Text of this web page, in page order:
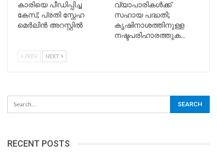
കാരിയെ പീഡിപ്പിച്ച
കേസ്; പ്രതി സ്നേഹ
മെർലിൻ അറസ്റ്റിൽ
വ്യാപാരികൾക്ക്
സഹായ പദ്ധതി;
കൃഷിനാശത്തിനുള്ള
നഷ്ടപരിഹാരത്തുക…
PREV NEXT
RECENT POSTS